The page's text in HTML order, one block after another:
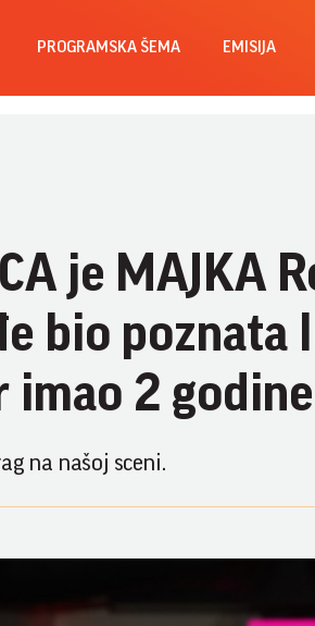
PROGRAMSKA ŠEMA EMISIJA
je MAJKA
bio poznata
imao 2 godine
na našoj sceni.